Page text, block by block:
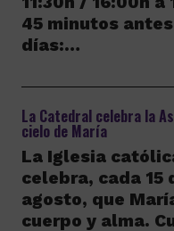
45 minutos
días:…
La Catedral celebra la
cielo de María
La Iglesia
celebra, cada 15
agosto, que
cuerpo y alma.